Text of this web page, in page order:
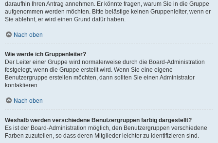
daraufhin Ihren Antrag annehmen. Er könnte fragen, warum Sie in die Gruppe
aufgenommen werden möchten. Bitte belästige keinen Gruppenleiter, wenn er
Sie ablehnt, er wird einen Grund dafür haben.
Nach oben
Wie werde ich Gruppenleiter?
Der Leiter einer Gruppe wird normalerweise durch die Board-Administration
festgelegt, wenn die Gruppe erstellt wird. Wenn Sie eine eigene
Benutzergruppe erstellen möchten, dann sollten Sie einen Administrator
kontaktieren.
Nach oben
Weshalb werden verschiedene Benutzergruppen farbig dargestellt?
Es ist der Board-Administration möglich, den Benutzergruppen verschiedene
Farben zuzuteilen, so dass deren Mitglieder leichter zu identifizieren sind.